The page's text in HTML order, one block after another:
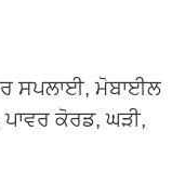
ਸਪਲਾਈ, ਮੋਬਾਈਲ
ਕੋਰਡ, ਘੜੀ,